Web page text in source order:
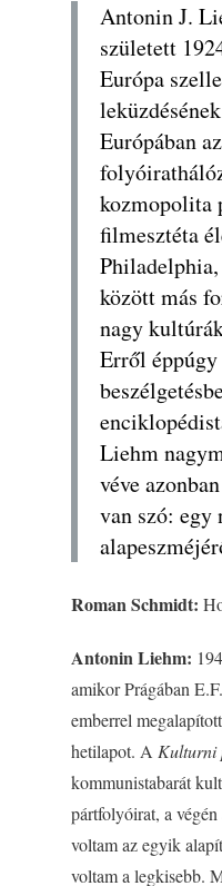
Antonin J.
született
Európa
Európában
kozmopolita
filmesztéta
között más
nagy
Erről éppúgy
Liehm
véve
van szó:
Roman Schmidt:
Antonin Liehm:
amikor Prágában
emberrel
hetilapot. A Kulturni
kommunistabarát
pártfolyóirat, a
voltam az egyik
voltam a legkisebb.